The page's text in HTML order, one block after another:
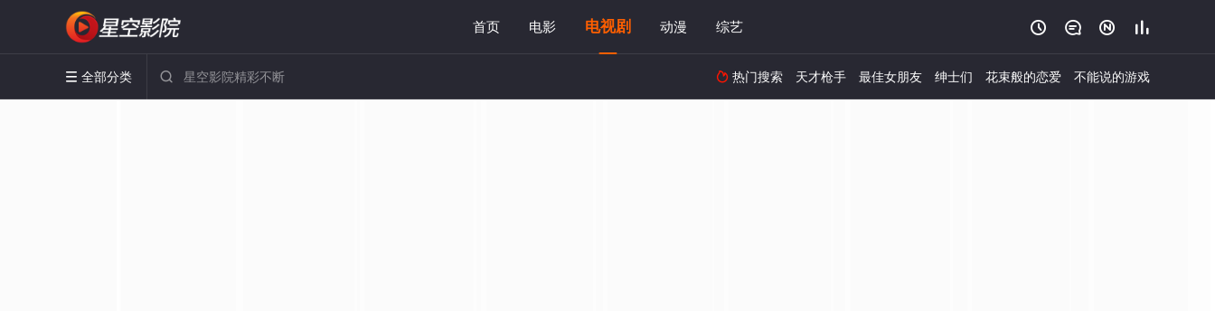
首页 电影 电视剧 动漫 综艺    
 全部分类   热门搜索 天才枪手 最佳女朋友 绅士们 花束般的恋爱 不能说的游戏